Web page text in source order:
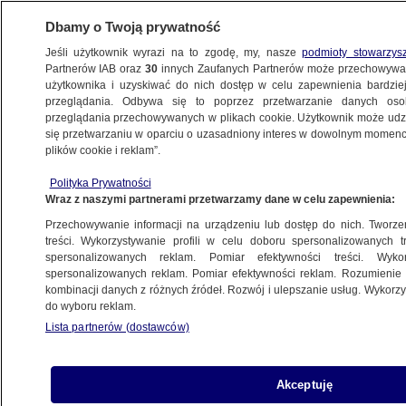
ŚWIAT
administracji Trumpa. "Kobieta w różowej
kurtce" zabiera głos
Maciej Wacławik
28.01.2026, 15:00
Posłuchaj artykułu
Dbamy o Twoją prywatność
Jeśli użytkownik wyrazi na to zgodę, my, naszepodmioty
Partnerów IAB oraz30 innych Zaufanych Partnerów może
użytkownika i uzyskiwać do nich dostęp w celu zapewnienia
przeglądania. Odbywa się to poprzez przetwarzanie danych
przeglądania przechowywanych w plikach cookie. Użytkownik może
się przetwarzaniu w oparciu o uzasadniony interes w dowolnym
plików cookie i reklam”.
Polityka Prywatności
Wraz z naszymi partnerami przetwarzamy dane w celu zapewnienia:
Przechowywanie informacji na urządzeniu lub dostęp do nich.
treści. Wykorzystywanie profili w celu doboru spersonalizowanych
spersonalizowanych reklam. Pomiar efektywności treści.
spersonalizowanych reklam. Pomiar efektywności reklam.
kombinacji danych z różnych źródeł. Rozwój i ulepszanie usług.
do wyboru reklam.
Lista partnerów (dostawców)
Akceptuję